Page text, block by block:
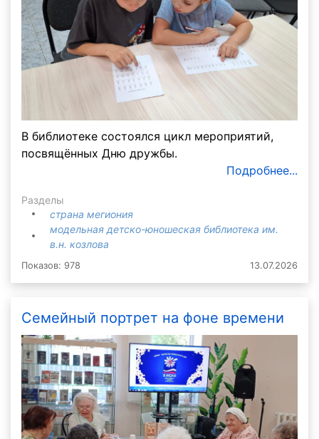
В библиотеке состоялся цикл мероприятий,
посвящённых Дню дружбы.
Подробнее...
Разделы
страна мегиония
модельная детско-юношеская библиотека им.
в.н. козлова
Показов: 978 13.07.2026
Семейный портрет на фоне времени